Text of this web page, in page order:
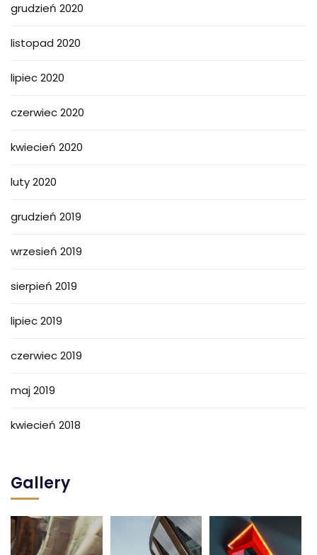
grudzień 2020
listopad 2020
lipiec 2020
czerwiec 2020
kwiecień 2020
luty 2020
grudzień 2019
wrzesień 2019
sierpień 2019
lipiec 2019
czerwiec 2019
maj 2019
kwiecień 2018
Gallery